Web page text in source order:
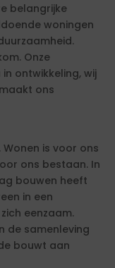
belangrijke
woningen
Onze
ontwikkeling, wij
ons
is voor ons
ons bestaan. In
bouwen heeft
in een
eenzaam.
de samenleving
bouwt aan